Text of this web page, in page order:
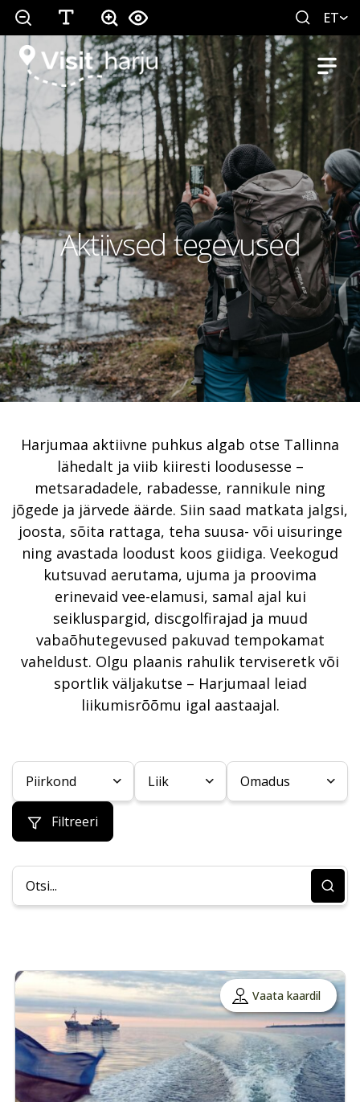
ET
Aktiivsed tegevused
Harjumaa aktiivne puhkus algab otse Tallinna
lähedalt ja viib kiiresti loodusesse –
metsaradadele, rabadesse, rannikule ning
jõgede ja järvede äärde. Siin saad matkata jalgsi,
joosta, sõita rattaga, teha suusa- või uisuringe
ning avastada loodust koos giidiga. Veekogud
kutsuvad aerutama, ujuma ja proovima
erinevaid vee-elamusi, samal ajal kui
seikluspargid, discgolfirajad ja muud
vabaõhutegevused pakuvad tempokamat
vaheldust. Olgu plaanis rahulik terviseretk või
sportlik väljakutse – Harjumaal leiad
liikumisrõõmu igal aastaajal.
Piirkond Liik Omadus
Filtreeri
Vaata kaardil